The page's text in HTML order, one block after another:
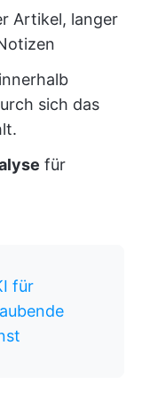
Artikel, langer
innerhalb
sich das
für
für